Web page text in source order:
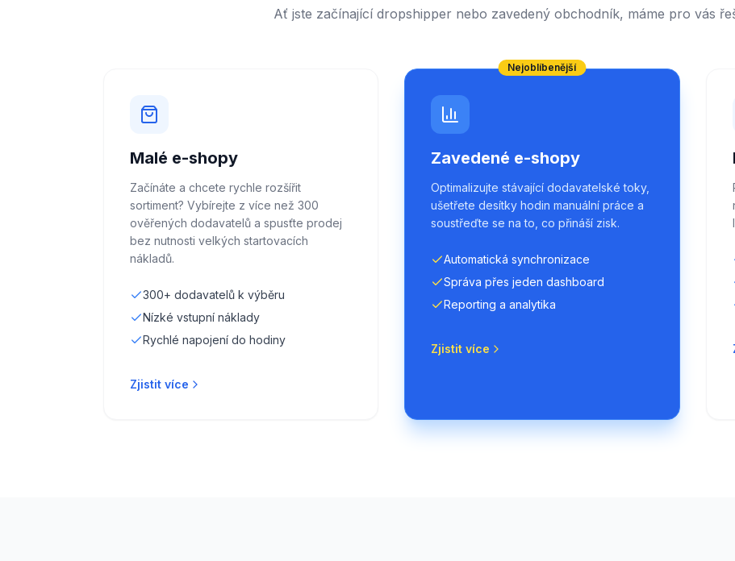
Ať jste začínající dropshipper nebo zavedený obchodník, máme pro vás
Malé e-shopy
Začínáte a chcete rychle rozšířit
sortiment? Vybírejte z více než 300
ověřených dodavatelů a spusťte prodej
bez nutnosti velkých startovacích
nákladů.
300+ dodavatelů k výběru
Nízké vstupní náklady
Rychlé napojení do hodiny
Zjistit více
Nejoblíbenější
Zavedené e-shopy
Optimalizujte stávající dodavatelské toky,
ušetřete desítky hodin manuální práce a
soustřeďte se na to, co přináší zisk.
Automatická synchronizace
Správa přes jeden dashboard
Reporting a analytika
Zjistit více